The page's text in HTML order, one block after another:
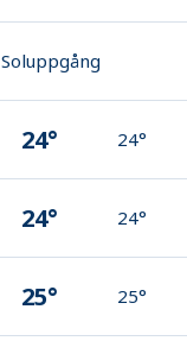
Soluppgång
24° 24°
24° 24°
25° 25°